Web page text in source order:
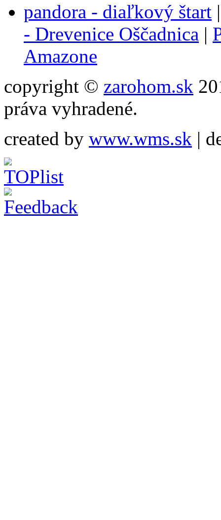
pandora - diaľkový štart
- Drevenice Oščadnica |
Amazone
copyright © zarohom.sk
práva vyhradené.
created by www.wms.sk |